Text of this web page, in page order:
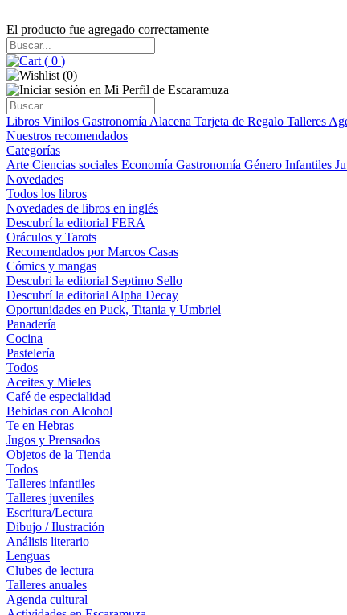
El producto fue agregado correctamente
( 0 )
(0)
Libros Vinilos Gastronomía Alacena Tarjeta de Regalo Talleres
Nuestros recomendados
Categorías
Arte Ciencias sociales Economía Gastronomía Género Infantiles
Novedades
Todos los libros
Novedades de libros en inglés
Descubrí la editorial FERA
Oráculos y Tarots
Recomendados por Marcos Casas
Cómics y mangas
Descubri la editorial Septimo Sello
Descubrí la editorial Alpha Decay
Oportunidades en Puck, Titania y Umbriel
Panadería
Cocina
Pastelería
Todos
Aceites y Mieles
Café de especialidad
Bebidas con Alcohol
Te en Hebras
Jugos y Prensados
Objetos de la Tienda
Todos
Talleres infantiles
Talleres juveniles
Escritura/Lectura
Dibujo / Ilustración
Análisis literario
Lenguas
Clubes de lectura
Talleres anuales
Agenda cultural